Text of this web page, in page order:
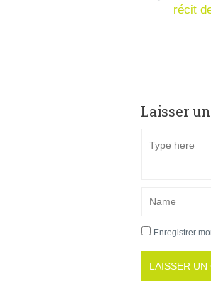
récit
Laisser
Enregistrer